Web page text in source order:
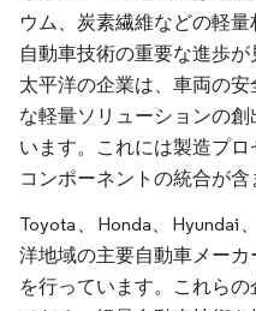
ウム、炭素繊維などの軽
自動車技術の重要な進歩
太平洋の企業は、車両の
な軽量ソリューションの
います。これには製造プ
コンポーネントの統合が含
Toyota、Honda、Hyundai
洋地域の主要自動車メー
を行っています。これら